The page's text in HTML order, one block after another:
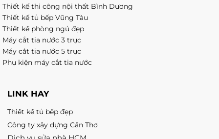
Thiết kế thi công nội thất Bình Dương
Thiết kế tủ bếp Vũng Tàu
Thiết kế phòng ngủ đẹp
Máy cắt tia nước 3 trục
Máy cắt tia nước 5 trục
Phụ kiện máy cắt tia nước
LINK HAY
Thiết kế tủ bếp đẹp
Công ty xây dựng Cần Thơ